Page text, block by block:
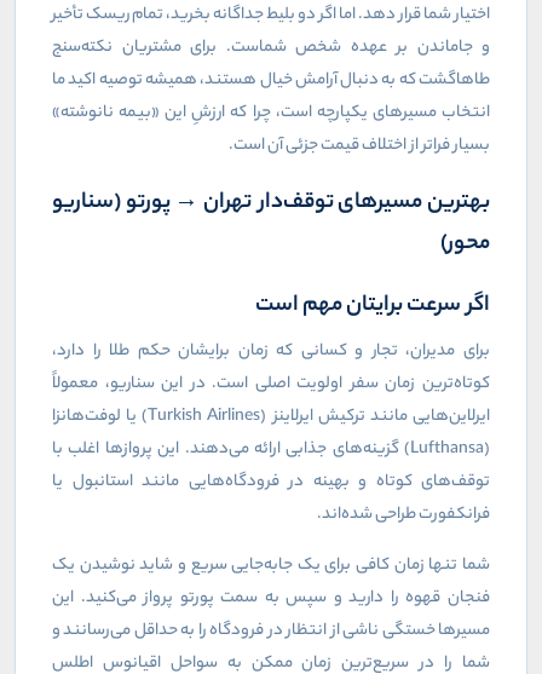
اختیار شما قرار دهد. اما اگر دو بلیط جداگانه بخرید، تمام ریسک تأخیر
و جاماندن بر عهده شخص شماست. برای مشتریان نکته‌سنج
طاهاگشت که به دنبال آرامش خیال هستند، همیشه توصیه اکید ما
انتخاب مسیرهای یکپارچه است، چرا که ارزشِ این «بیمه نانوشته»
بسیار فراتر از اختلاف قیمت جزئی آن است.
بهترین مسیرهای توقف‌دار تهران → پورتو (سناریو
محور)
اگر سرعت برایتان مهم است
برای مدیران، تجار و کسانی که زمان برایشان حکم طلا را دارد،
کوتاه‌ترین زمان سفر اولویت اصلی است. در این سناریو، معمولاً
ایرلاین‌هایی مانند ترکیش ایرلاینز (Turkish Airlines) یا لوفت‌هانزا
(
Lufthansa) گزینه‌های جذابی ارائه می‌دهند. این پروازها اغلب با
توقف‌های کوتاه و بهینه در فرودگاه‌هایی مانند استانبول یا
فرانکفورت طراحی شده‌اند.
شما تنها زمان کافی برای یک جابه‌جایی سریع و شاید نوشیدن یک
فنجان قهوه را دارید و سپس به سمت پورتو پرواز می‌کنید. این
مسیرها خستگی ناشی از انتظار در فرودگاه را به حداقل می‌رسانند و
شما را در سریع‌ترین زمان ممکن به سواحل اقیانوس اطلس